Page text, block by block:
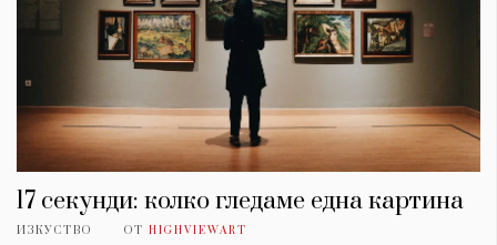
17 секунди: колко гледаме една картина
ИЗКУСТВО ОТ HIGHVIEWART